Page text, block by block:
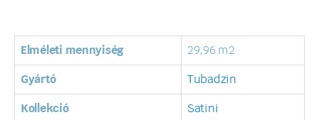
Elméleti mennyiség 29,96 m2
Gyártó Tubadzin
Kollekció Satini